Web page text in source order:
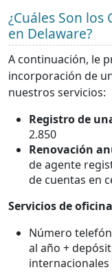
¿Cuáles Son los
en Delaware?
A continuación, le
incorporación de
nuestros servicios:
Registro de
2.850
Renovación
de agente
de cuentas en
Servicios de
Número
al año +
internacionales